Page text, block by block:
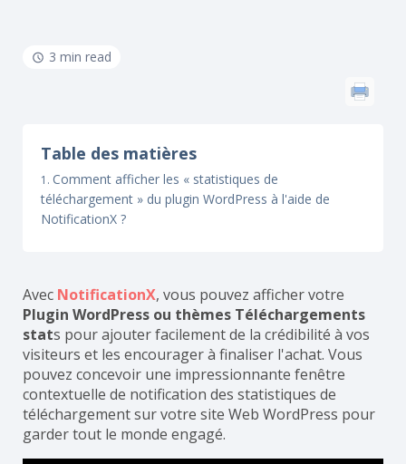
3 min read
Table des matières
Comment afficher les « statistiques de
téléchargement » du plugin WordPress à l'aide de
NotificationX ?
Avec NotificationX, vous pouvez afficher votre
Plugin WordPress ou thèmes Téléchargements
stats pour ajouter facilement de la crédibilité à vos
visiteurs et les encourager à finaliser l'achat. Vous
pouvez concevoir une impressionnante fenêtre
contextuelle de notification des statistiques de
téléchargement sur votre site Web WordPress pour
garder tout le monde engagé.